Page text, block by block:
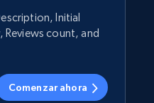
Initial
Reviews count, and
Comenzar ahora